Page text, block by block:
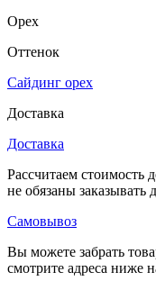
Орех
Оттенок
Сайдинг орех
Доставка
Доставка
Рассчитаем стоимость
не обязаны заказывать
Самовывоз
Вы можете забрать
смотрите адреса ниже